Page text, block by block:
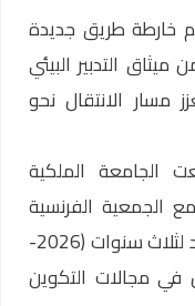
خارطة طريق جديدة
التدبير البيئي
مسار الانتقال نحو
الملكية
الجمعية الفرنسية
لمهنيي صيانة ملاعب الجولف، تمتد لثلاث سنوات (2026-
في مجالات التكوين